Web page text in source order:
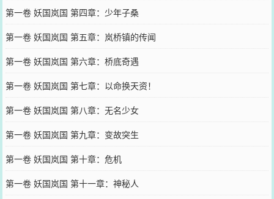
第一卷 妖国岚国 第四章：少年子桑
第一卷 妖国岚国 第五章：岚桥镇的传闻
第一卷 妖国岚国 第六章：桥底奇遇
第一卷 妖国岚国 第七章：以命换天资！
第一卷 妖国岚国 第八章：无名少女
第一卷 妖国岚国 第九章：变故突生
第一卷 妖国岚国 第十章：危机
第一卷 妖国岚国 第十一章：神秘人